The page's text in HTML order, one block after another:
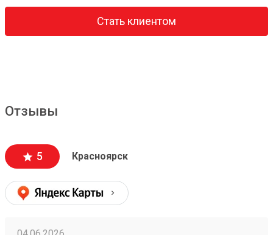
Стать клиентом
Отзывы
5 Красноярск